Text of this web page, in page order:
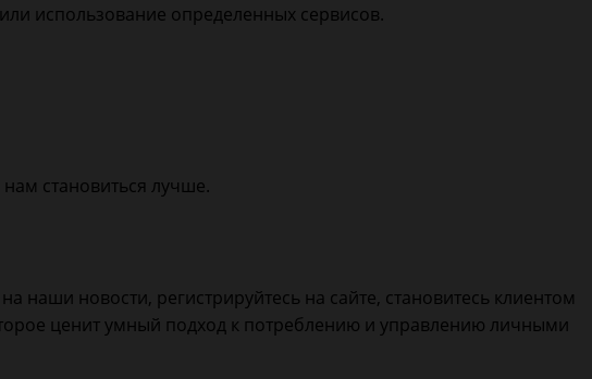
использование определенных сервисов.
становиться лучше.
новости, регистрируйтесь на сайте, становитесь клиентом
ценит умный подход к потреблению и управлению личными